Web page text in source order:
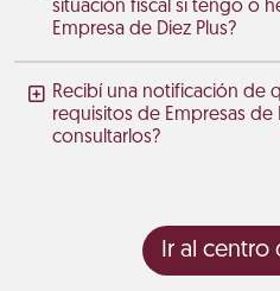
situación fiscal si tengo o
Empresa de Diez Plus?
Recibí una notificación de
requisitos de Empresas
consultarlos?
Ir al centro